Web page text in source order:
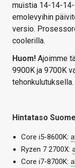
muistia 14-14-
emolevyihin
versio.
coolerilla.
Huom! Ajoimme
9900K ja 9700K
tehonkulutuksella.
Hintataso
Core i5-8600K:
Ryzen 7 2700X:
Core i7-8700K: